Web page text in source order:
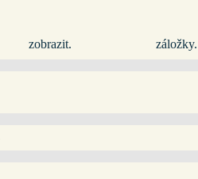
zobrazit. záložky.